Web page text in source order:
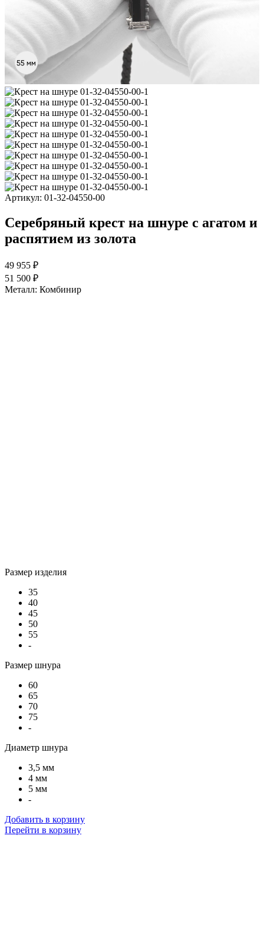
Артикул: 01-32-04550-00
Серебряный крест на шнуре с агатом и
распятием из золота
49 955 ₽
51 500 ₽
Металл: Комбинир
Размер изделия
35
40
45
50
55
-
Размер шнура
60
65
70
75
-
Диаметр шнура
3,5 мм
4 мм
5 мм
-
Добавить в корзину
Перейти в корзину